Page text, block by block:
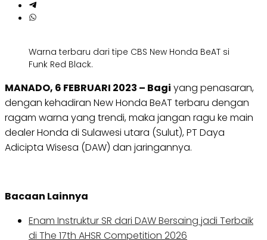
Warna terbaru dari tipe CBS New Honda BeAT si
Funk Red Black.
MANADO, 6 FEBRUARI 2023 – Bagi yang penasaran,
dengan kehadiran New Honda BeAT terbaru dengan
ragam warna yang trendi, maka jangan ragu ke main
dealer Honda di Sulawesi utara (Sulut), PT Daya
Adicipta Wisesa (DAW) dan jaringannya.
Bacaan Lainnya
Enam Instruktur SR dari DAW Bersaing jadi Terbaik
di The 17th AHSR Competition 2026